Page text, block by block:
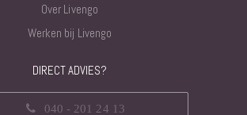
Over Livengo
Werken bij Livengo
DIRECT ADVIES?
040 - 201 24 13